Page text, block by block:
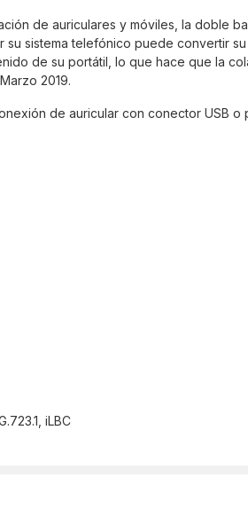
de auriculares y móviles, la doble
sistema telefónico puede convertir
de su portátil, lo que hace que la
2019.
de auricular con conector USB
iLBC